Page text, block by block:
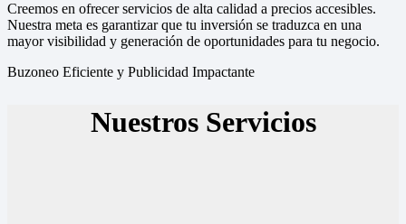
Creemos en ofrecer servicios de alta calidad a precios accesibles.
Nuestra meta es garantizar que tu inversión se traduzca en una
mayor visibilidad y generación de oportunidades para tu negocio.
Buzoneo Eficiente y Publicidad Impactante
Nuestros Servicios